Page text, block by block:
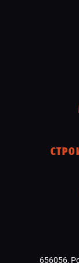
656056,